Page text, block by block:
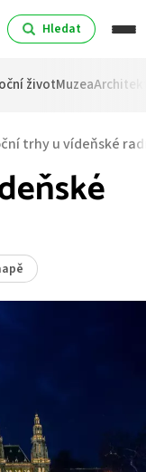
Hledat
životMuzea
trhy u vídeňské